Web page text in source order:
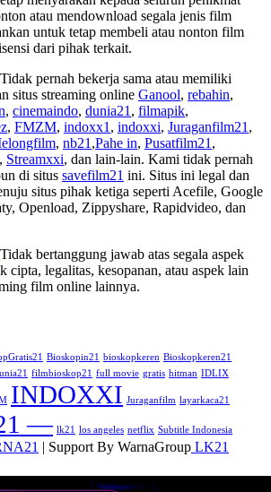
atau mendownload segala jenis film
untuk tetap membeli atau nonton film
dari pihak terkait.
Tidak pernah bekerja sama atau memiliki
situs streaming online Ganool, rebahin,
, cinemaindo, dunia21 , filmapik,
, FMZM, indoxx1 , indoxxi, Juraganfilm21 ,
, nb21 ,Pahe in, Pusatfilm21 ,
, Streamxxi, dan lain-lain. Kami tidak pernah
di situs savefilm21 ini. Situs ini legal dan
situs pihak ketiga seperti Acefile, Google
Openload, Zippyshare, Rapidvideo, dan
Tidak bertanggung jawab atas segala aspek
cipta, legalitas, kesopanan, atau aspek lain
film online lainnya.
Bioskopin21 bioskopkeren Bioskopkeren21
filmbioskop21 full movie gratis hitman IDLIX
INDOXXI Juraganfilm layarkaca21
— lk21 los angeles netflix Subtitle Indonesia
| Support By WarnaGroup LK21